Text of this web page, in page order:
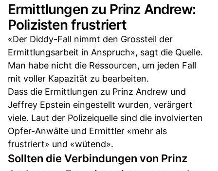
Ermittlungen zu Prinz Andrew:
Polizisten frustriert
«Der Diddy-Fall nimmt den Grossteil der
Ermittlungsarbeit in Anspruch», sagt die Quelle.
Man habe nicht die Ressourcen, um jeden Fall
mit voller Kapazität zu bearbeiten.
Dass die Ermittlungen zu Prinz Andrew und
Jeffrey Epstein eingestellt wurden, verärgert
viele. Laut der Polizeiquelle sind die involvierten
Opfer-Anwälte und Ermittler «mehr als
frustriert» und «wütend».
Sollten die Verbindungen von Prinz